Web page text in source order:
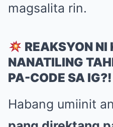
magsalita rin.
REAKSYON NI
NANATILING
PA-CODE SA IG?!
Habang umiinit